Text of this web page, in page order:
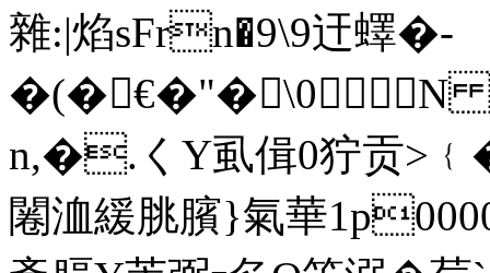
雜:|焰sFrn�9\9迀蠌�-
n,�.くY虱偮0狞贡
闂洫緩脁臏}氣華